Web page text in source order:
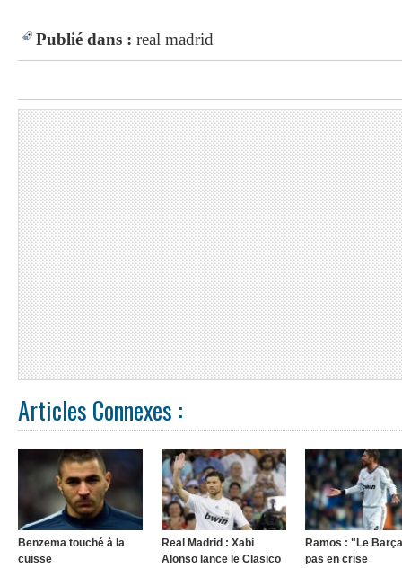
Publié dans : real madrid
Articles Connexes :
Benzema touché à la
cuisse
Real Madrid : Xabi
Alonso lance le Clasico
Ramos : "Le
pas en crise